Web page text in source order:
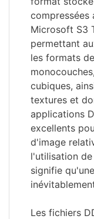
Microsoft S3
permettant
les formats
cubiques,
textures et
applications
excellents
d'image
l'utilisation
signifie
Les fichiers